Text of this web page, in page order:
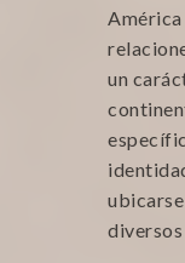
América
un
ubicarse